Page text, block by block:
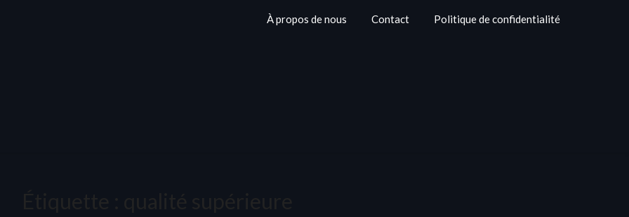
À propos de nous Contact Politique de confidentialité